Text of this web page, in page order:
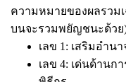
ความหมายของผลรวม
บนจะรวมพยัญชนะด้วย
เลข 1: เสริมอำน
เลข 4: เด่นด้านก